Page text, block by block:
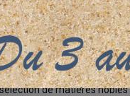
UniVert
de matières